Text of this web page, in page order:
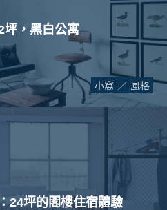
坪，黑白公寓
小窩 風格
24坪的閣樓住宿體驗